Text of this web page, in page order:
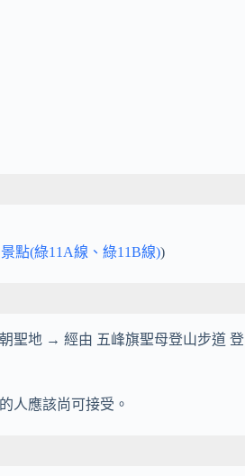
點(綠11A線、綠11B線))
聖地 → 經由 五峰旗聖母登山步道 登
人應該尚可接受。